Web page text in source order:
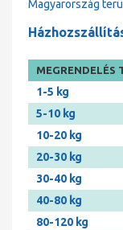
Magyarország
MEGRENDELÉS
1-5 kg
5-10 kg
10-20 kg
20-30 kg
30-40 kg
40-80 kg
80-120 kg